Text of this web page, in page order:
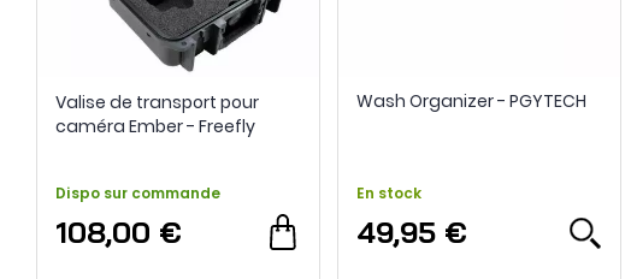
Valise de transport pour
caméra Ember - Freefly
Dispo sur commande
108,00 €
Wash Organizer - PGYTECH
En stock
49,95 €